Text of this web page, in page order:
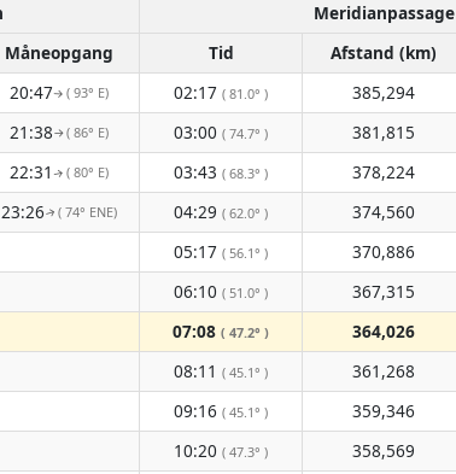
Meridianpassage
Måneopgang Tid Afstand (km)
20:47↑ ( 93° E) 02:17 ( 81.0° ) 385,294
21:38↑ ( 86° E) 03:00 ( 74.7° ) 381,815
22:31 ↑( 80° E) 03:43 ( 68.3° ) 378,224
23:26↑( 74° ENE) 04:29 ( 62.0° ) 374,560
05:17 ( 56.1° ) 370,886
06:10 ( 51.0° ) 367,315
07:08 ( 47.2° ) 364,026
08:11 ( 45.1° ) 361,268
09:16 ( 45.1° ) 359,346
10:20 ( 47.3° ) 358,569